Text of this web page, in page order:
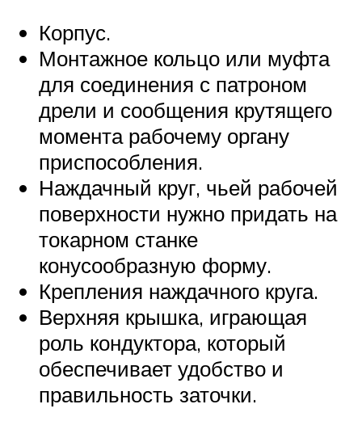
Корпус.
Монтажное кольцо или муфта
для соединения с патроном
дрели и сообщения крутящего
момента рабочему органу
приспособления.
Наждачный круг, чьей рабочей
поверхности нужно придать на
токарном станке
конусообразную форму.
Крепления наждачного круга.
Верхняя крышка, играющая
роль кондуктора, который
обеспечивает удобство и
правильность заточки.